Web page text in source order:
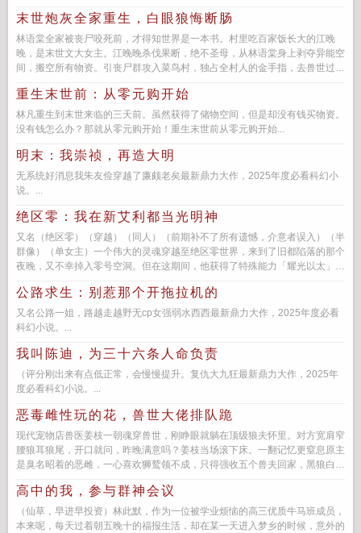
末世炮灰全家重生，白眼狼悔断肠
林语棠全家被丧尸咬死前，才得知世界是一本书。村里吃百家饭长大的江晚
晚，是末世文大女主。江晚晚杀伐果断，绝不圣母，从林语棠身上剥夺异能空
间，搬空所有物资。引丧尸群攻入菜鸟村，独占全村人的金手指，去兽世过田
重生末世前：从零元购开始
林凡重生到末世来临的三天前。虽然获得了储物空间，但是却没有钱买物资。
没有钱怎么办？那就从零元购开始！重生末世前从零元购开始...
明末：我崇祯，再造大明
无系统好消息我朱友俭穿越了廉颇老矣最新鼎力大作，2025年度必看科幻小
说。...
绝区零：我在新艾利都当光明神
又名（绝区零）（穿越）（同人）（前期补不了所有遗憾，介意者误入）（半
群像）（单女主）一个伟大的灵魂穿越至绝区零世界，来到了旧都陷落的那个
夜晚，又不幸掉入零号空洞。但在这期间，他获得了特殊能力「耀光以太」，
公路求生：别惹那个开拖拉机的
又名公路一姐，路越走越野无cp女强弱水西西最新鼎力大作，2025年度必看
科幻小说。...
我叫陈迪，为三十六条人命负责
（评分刚出来有点低正常，会慢慢提升。复仇大九狂最新鼎力大作，2025年
度必看科幻小说。...
恶毒雌性玩的花，兽世大佬排队跪
现代宠物店兽医姜枝一朝魂穿兽世，刚睁眼就躺在顶级狼夫怀里。对方宽肩窄
腰狼耳狼尾，开口就问，昨晚满意吗？姜枝当场滚下床。一翻记忆更窒息原主
是臭名昭着的恶雌，一心喜欢狮鹫领不成，只得强收五个兽夫回家，黑狼白蛇
高中的我，参与群神会议
（仙草，早进早投资）林此默，作为一位被学业烦恼的高三优质牛马班成员，
本来呢，每天过着朝五晚十的福报生活，却在某一天进入梦乡的时候，意外的